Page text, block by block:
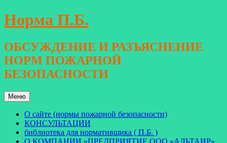
Перейти
к
Норма П.Б.
ОБСУЖДЕНИЕ И РАЗЪЯСНЕНИЕ
НОРМ ПОЖАРНОЙ
БЕЗОПАСНОСТИ
Меню
О сайте (нормы пожарной безопасности)
КОНСУЛЬТАЦИИ
библиотека для нормативщика ( П.Б. )
О КОМПАНИИ «ПРЕДПРИЯТИЕ ООО «АЛЬТАИР»